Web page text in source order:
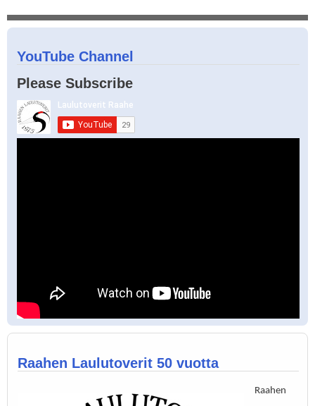
YouTube Channel
Please Subscribe
Raahen Laulutoverit 50 vuotta
Raahen